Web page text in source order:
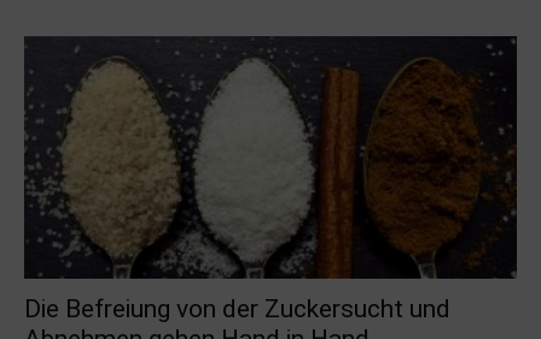
Die Befreiung von der Zuckersucht und